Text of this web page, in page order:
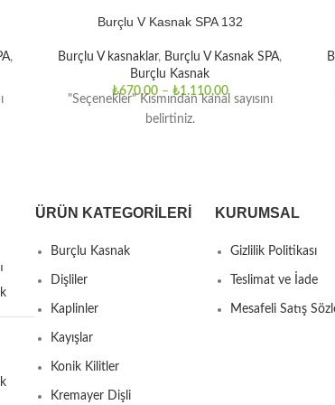
,
Burçlu V Kasnak SPA 132
Burçlu V kasnaklar, Burçlu V Kasnak SPA,
Burçlu Kasnak
₺670,00 – ₺1.110,00
"Seçenekler" Kısmından kanal sayısını
belirtiniz.
ÜRÜN KATEGORILERI
Burçlu Kasnak
Dişliler
Kaplinler
Kayışlar
Konik Kilitler
Kremayer Dişli
KURUMSAL
Gizlilik Politikası
Teslimat ve İade
Mesafeli Satış